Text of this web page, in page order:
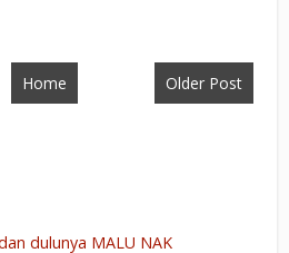
Older Post
Home
dulunya MALU NAK